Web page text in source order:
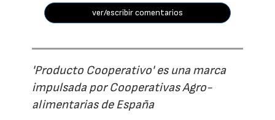
ver/escribir comentarios
'Producto Cooperativo' es una marca
impulsada por Cooperativas Agro-
alimentarias de España